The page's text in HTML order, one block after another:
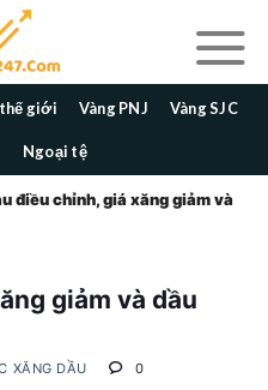
giới Vàng PNJ Vàng SJC
Ngoại tệ
điều chỉnh, giá xăng giảm và
giảm và dầu
XĂNG DẦU 0